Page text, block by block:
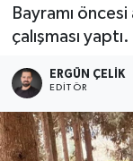
Bayramı
çalışması yaptı.
ERGÜN ÇELIK
EDITÖR
Tüm
Son
Haber